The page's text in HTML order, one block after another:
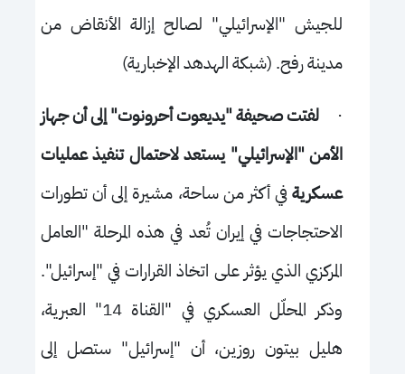
للجيش "الإسرائيلي" لصالح إزالة الأنقاض من
مدينة رفح. (شبكة الهدهد الإخبارية)
· لفتت صحيفة "يديعوت أحرونوت" إلى أن جهاز
الأمن "الإسرائيلي" يستعد لاحتمال تنفيذ عمليات
عسكريةفي أكثر من ساحة، مشيرة إلى أن تطورات
الاحتجاجات في إيران تُعد في هذه المرحلة "العامل
المركزي الذي يؤثر على اتخاذ القرارات في "إسرائيل".
وذكر المحلّل العسكري في "القناة 14" العبرية،
هليل بيتون روزين، أن "إسرائيل" ستصل إلى